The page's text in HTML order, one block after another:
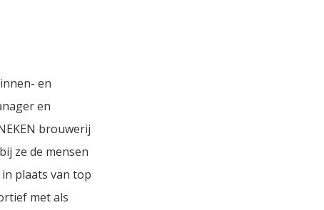
en
en
brouwerij
ze de mensen
plaats van top
met als